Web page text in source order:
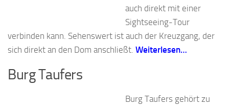
auch direkt mit einer
Sightseeing-Tour
verbinden kann. Sehenswert ist auch der Kreuzgang, der
sich direkt an den Dom anschließt. Weiterlesen…
Burg Taufers
Burg Taufers gehört zu